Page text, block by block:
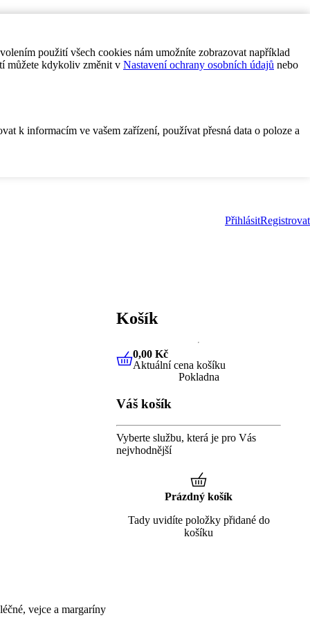
použití všech cookies nám umožníte zobrazovat například
můžete kdykoliv změnit v Nastavení ochrany osobních údajů nebo
k informacím ve vašem zařízení, používat přesná data o poloze a
PřihlásitRegistrovat
vejce a margaríny
Košík
0,00 KčAktuální cena košíku
0,00 Kč
Aktuální cena košíku
Pokladna
Váš košík
Vyberte službu, která je pro Vás
nejvhodnější
Prázdný košík
Tady uvidíte položky přidané do
košíku